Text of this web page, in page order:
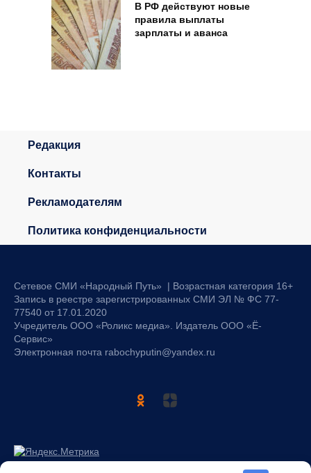
В РФ действуют новые
правила выплаты
зарплаты и аванса
Редакция
Контакты
Рекламодателям
Политика конфиденциальности
Сетевое СМИ «Народный Путь» | Возрастная категория 16+
Запись в реестре зарегистрированных СМИ ЭЛ № ФС 77-
77540 от 17.01.2020
Учредитель ООО «Роликс медиа». Издатель ООО «Ё-
Сервис»
Электронная почта rabochyputin@yandex.ru